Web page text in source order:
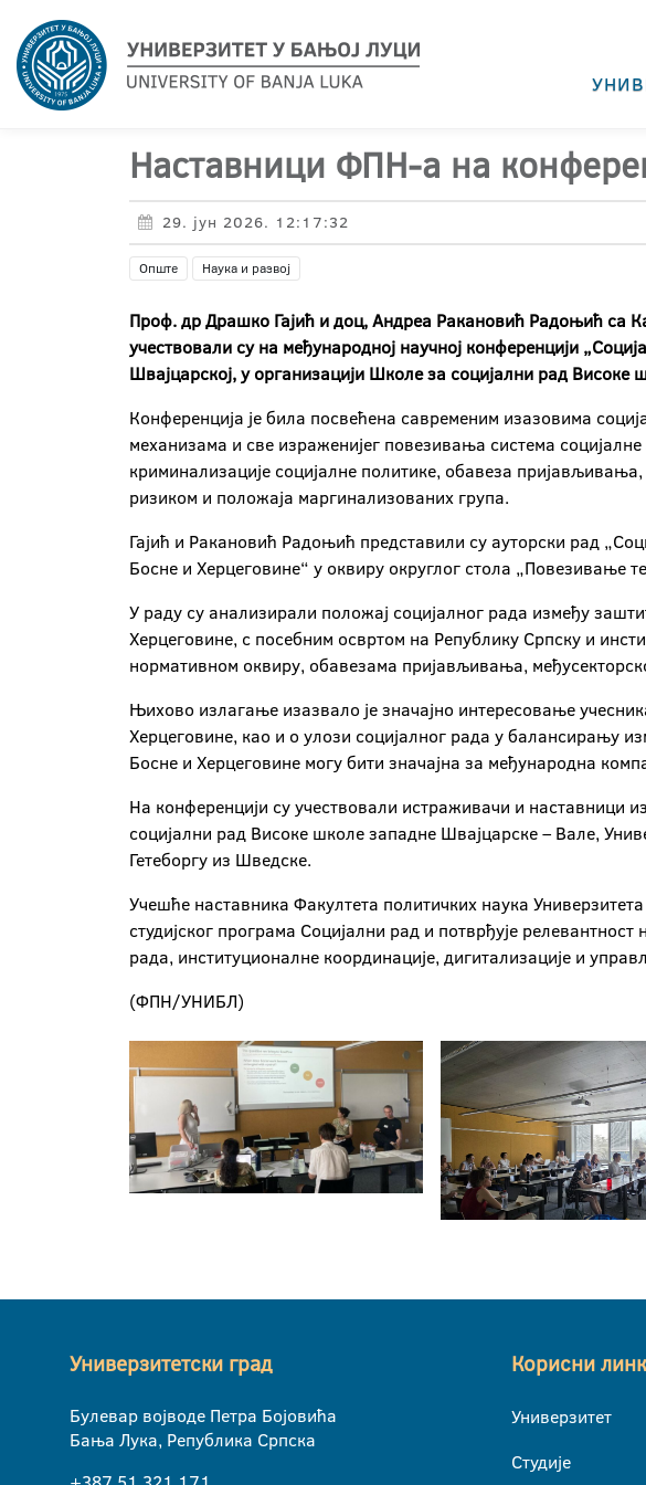
Наставници ФПН-а на
29. јун 2026. 12:17:32
Опште Наука и развој
Проф. др Драшко Гајић и доц, Андреа Ракановић Радоњић са
учествовали су на међународној научној конференцији
Швајцарској, у организацији Школе за социјални рад
Конференција је била посвећена савременим изазовима
механизама и све израженијег повезивања система
криминализације социјалне политике, обавеза
ризиком и положаја маргинализованих група.
Гајић и Ракановић Радоњић представили су ауторски рад
Босне и Херцеговине“ у оквиру округлог стола „Повезивање
У раду су анализирали положај социјалног рада између
Херцеговине, с посебним освртом на Републику Српску и
нормативном оквиру, обавезама пријављивања,
Њихово излагање изазвало је значајно интересовање
Херцеговине, као и о улози социјалног рада у балансирању
Босне и Херцеговине могу бити значајна за међународна
На конференцији су учествовали истраживачи и наставници
социјални рад Високе школе западне Швајцарске – Вале,
Гетеборгу из Шведске.
Учешће наставника Факултета политичких наука
студијског програма Социјални рад и потврђује
рада, институционалне координације, дигитализације и
(ФПН/УНИБЛ)
Универзитетски град
Булевар војводе Петра Бојовића
Бања Лука, Република Српска
Корисни
Универзитет
Студије